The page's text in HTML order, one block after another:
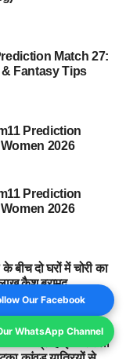
Match 27:
Fantasy Tips
Prediction
2026
Prediction
2026
दो घरों में चोरी का
कैश बरामद
गंगोत्री हाईवे पर टला
Our Facebook
WhatsApp Channel